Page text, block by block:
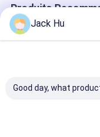
Produits
Jack Hu
Good day, what